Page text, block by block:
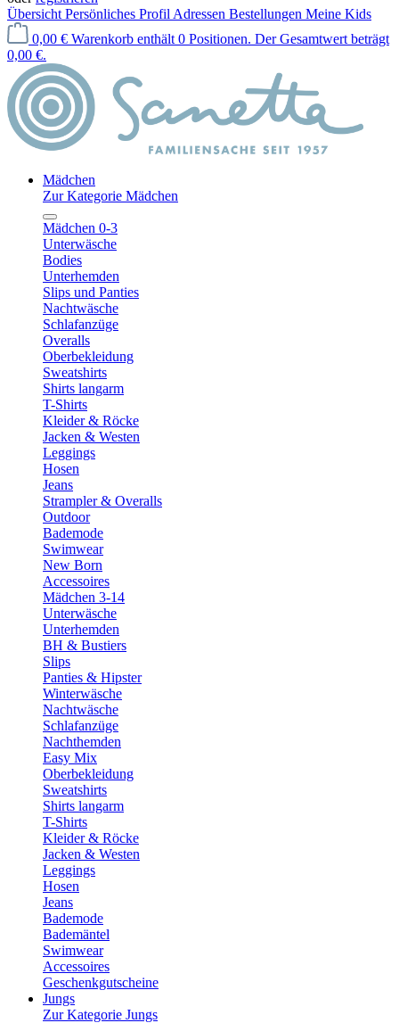
Übersicht Persönliches Profil Adressen Bestellungen Meine Kids
0,00 € Warenkorb enthält 0 Positionen. Der Gesamtwert beträgt
0,00 €.
Mädchen
Zur Kategorie Mädchen
Mädchen 0-3
Unterwäsche
Bodies
Unterhemden
Slips und Panties
Nachtwäsche
Schlafanzüge
Overalls
Oberbekleidung
Sweatshirts
Shirts langarm
T-Shirts
Kleider & Röcke
Jacken & Westen
Leggings
Hosen
Jeans
Strampler & Overalls
Outdoor
Bademode
Swimwear
New Born
Accessoires
Mädchen 3-14
Unterwäsche
Unterhemden
BH & Bustiers
Slips
Panties & Hipster
Winterwäsche
Nachtwäsche
Schlafanzüge
Nachthemden
Easy Mix
Oberbekleidung
Sweatshirts
Shirts langarm
T-Shirts
Kleider & Röcke
Jacken & Westen
Leggings
Hosen
Jeans
Bademode
Bademäntel
Swimwear
Accessoires
Geschenkgutscheine
Jungs
Zur Kategorie Jungs